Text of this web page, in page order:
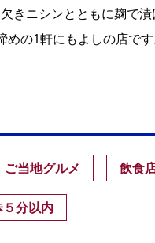
きニシンとともに麹で
の1軒にもよしの店です
ご当地グルメ 飲食
分以内